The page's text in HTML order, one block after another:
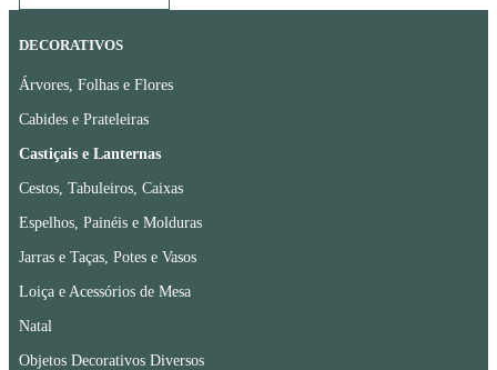
DECORATIVOS
Árvores, Folhas e Flores
Cabides e Prateleiras
Castiçais e Lanternas
Cestos, Tabuleiros, Caixas
Espelhos, Painéis e Molduras
Jarras e Taças, Potes e Vasos
Loiça e Acessórios de Mesa
Natal
Objetos Decorativos Diversos